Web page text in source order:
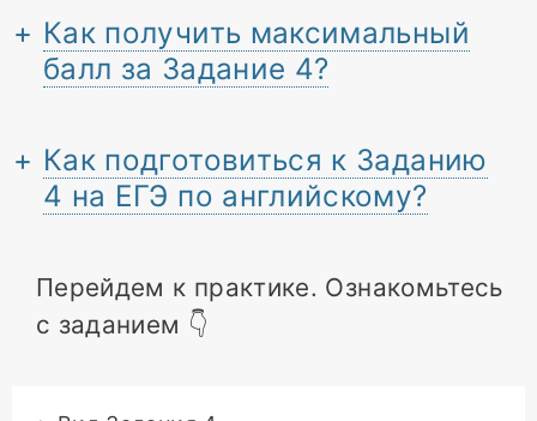
Как получить максимальный
балл за Задание 4?
Как подготовиться к Заданию
4 на ЕГЭ по английскому?
Перейдем к практике. Ознакомьтесь
с заданием 👇